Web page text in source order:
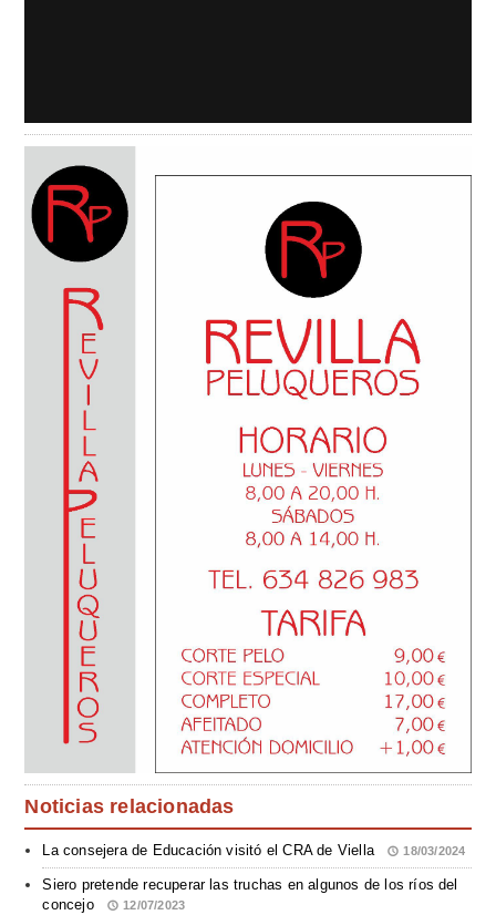
Noticias relacionadas
La consejera de Educación visitó el CRA de Viella 18/03/2024
Siero pretende recuperar las truchas en algunos de los ríos del
concejo
12/07/2023